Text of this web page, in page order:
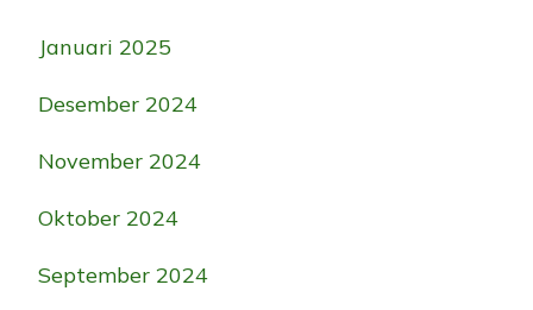
Januari 2025
Desember 2024
November 2024
Oktober 2024
September 2024